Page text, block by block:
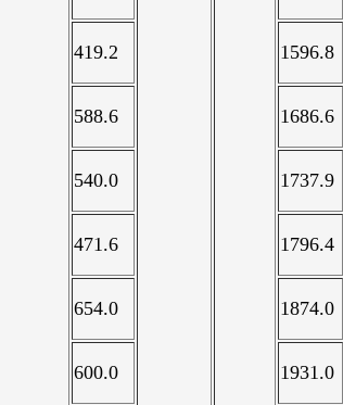
419.2 1596.8
588.6 1686.6
540.0 1737.9
471.6 1796.4
654.0 1874.0
600.0 1931.0